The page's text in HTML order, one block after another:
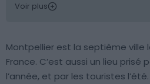
Voir plus
Montpellier est la septième ville
France. C’est aussi un lieu prisé
l’année, et par les touristes